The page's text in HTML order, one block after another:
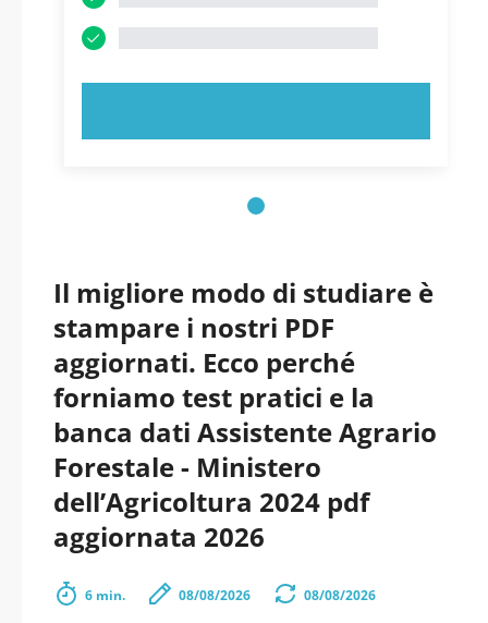
Il migliore modo di studiare è
stampare i nostri PDF
aggiornati. Ecco perché
forniamo test pratici e la
banca dati Assistente Agrario
Forestale - Ministero
dell’Agricoltura 2024 pdf
aggiornata 2026
6 min. 08/08/2026 08/08/2026